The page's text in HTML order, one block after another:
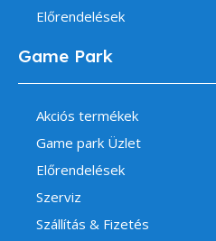
Előrendelések
Game Park
Akciós termékek
Game park Üzlet
Előrendelések
Szerviz
Szállítás & Fizetés